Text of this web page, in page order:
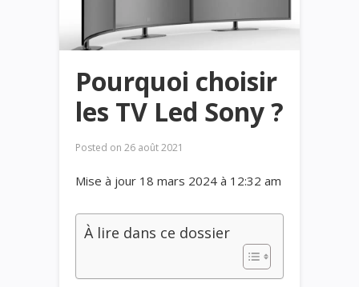
Pourquoi choisir
les TV Led Sony ?
Posted on 26 août 2021
Mise à jour 18 mars 2024 à 12:32 am
À lire dans ce dossier